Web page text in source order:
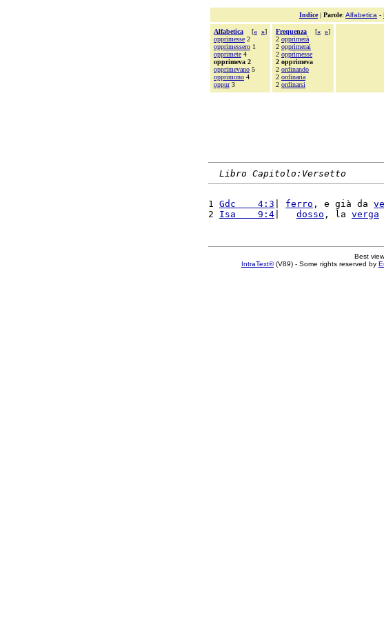
Indice| Parole: Alfabetica -
Alfabetica [« »]
opprimesse 2
opprimessero 1
opprimete 4
opprimeva 2
opprimevano 5
opprimono 4
oppur3
Frequenza [« »]
2 opprimerà
2 opprimerai
2 opprimesse
2 opprimeva
2 ordinando
2 ordinaria
2 ordinarsi
Libro Capitolo:Versetto
1 Gdc    4:3 ferro , e già da
2 Isa    9:4 dosso , la verga
Best
IntraText®(V89) - Some rights reserved by